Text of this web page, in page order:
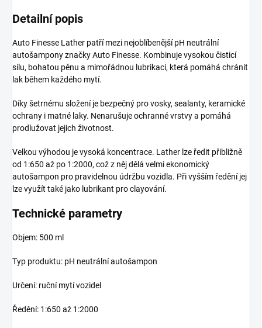
Detailní popis
Auto Finesse Lather patří mezi nejoblíbenější pH neutrální
autošampony značky Auto Finesse. Kombinuje vysokou čisticí
sílu, bohatou pěnu a mimořádnou lubrikaci, která pomáhá chránit
lak během každého mytí.
Díky šetrnému složení je bezpečný pro vosky, sealanty, keramické
ochrany i matné laky. Nenarušuje ochranné vrstvy a pomáhá
prodlužovat jejich životnost.
Velkou výhodou je vysoká koncentrace. Lather lze ředit přibližně
od 1:650 až po 1:2000, což z něj dělá velmi ekonomický
autošampon pro pravidelnou údržbu vozidla. Při vyšším ředění jej
lze využít také jako lubrikant pro clayování.
Technické parametry
Objem: 500 ml
Typ produktu: pH neutrální autošampon
Určení: ruční mytí vozidel
Ředění: 1:650 až 1:2000